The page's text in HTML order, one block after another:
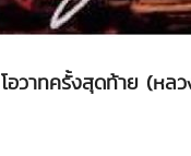
โอวาทครั้งสุดท้าย (หล